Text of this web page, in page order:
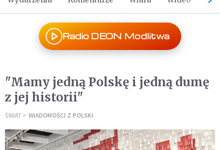
Radio DEON Modlitwa
"Mamy jedną Polskę i jedną dumę
z jej historii"
ŚWIAT WIADOMOŚCI Z POLSKI